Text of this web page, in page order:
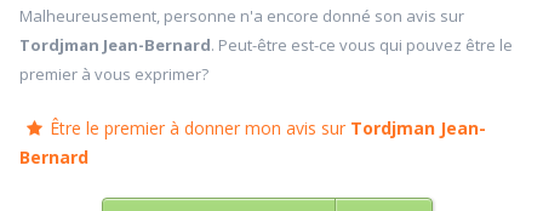
Malheureusement, personne n'a encore donné son avis sur
Tordjman Jean-Bernard. Peut-être est-ce vous qui pouvez être le
premier à vous exprimer?
Être le premier à donner mon avis sur Tordjman Jean-
Bernard